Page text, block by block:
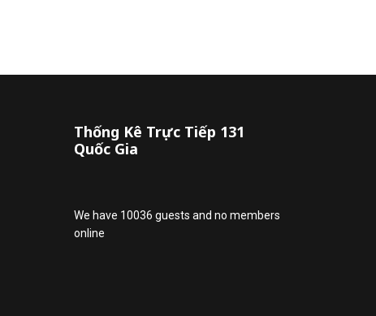
Thống Kê Trực Tiếp 131
Quốc Gia
We have 10036 guests and no members
online